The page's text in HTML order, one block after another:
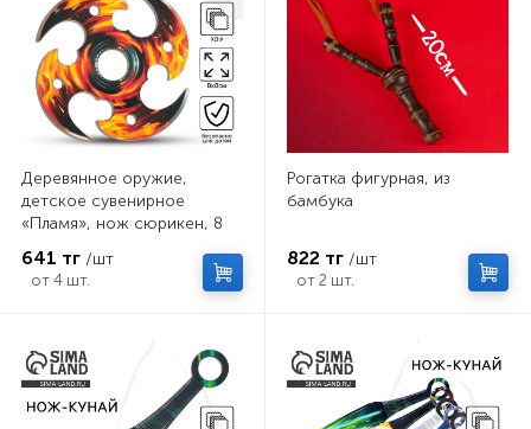
Деревянное оружие,
детское сувенирное
«Пламя», нож сюрикен, 8
641 тг /шт
от 4 шт.
Рогатка фигурная, из
бамбука
822 тг /шт
от 2 шт.